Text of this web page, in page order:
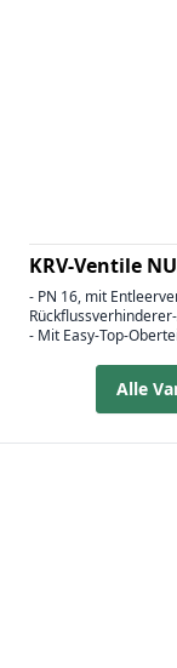
KRV-Ventile
- PN 16, mit
- Mit Easy-Top-
Alle